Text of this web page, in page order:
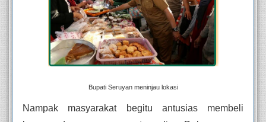
Bupati Seruyan meninjau lokasi
Nampak masyarakat begitu antusias membeli